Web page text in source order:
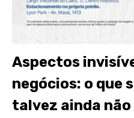
Aspectos
negócios: o que
talvez ainda